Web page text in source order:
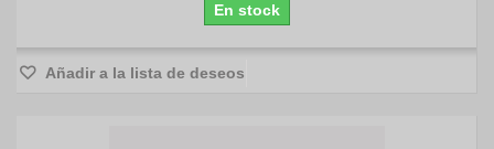
En stock
Añadir a la lista de deseos